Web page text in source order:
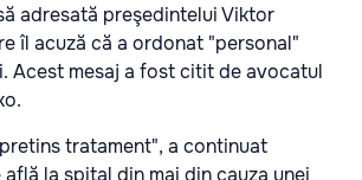
adresată preşedintelui Viktor
îl acuză că a ordonat "personal"
Acest mesaj a fost citit de avocatul
tratament", a continuat
află la spital din mai din cauza unei